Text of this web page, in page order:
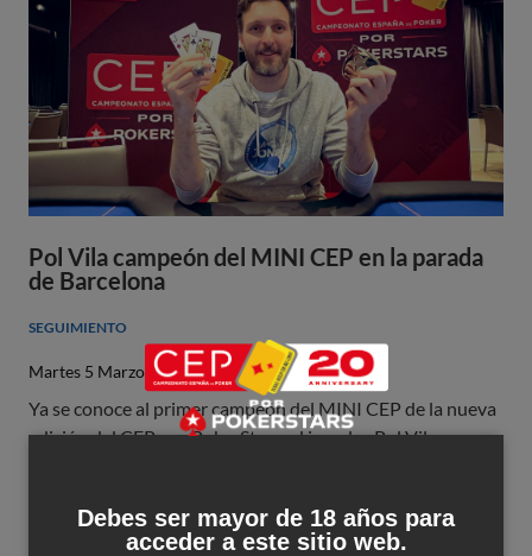
Pol Vila campeón del MINI CEP en la parada
de Barcelona
SEGUIMIENTO
Martes 5 Marzo 2024
Ya se conoce al primer campeón del MINI CEP de la nueva
edición del CEP por PokerStars; el jugador Pol Vila
Leer más
Debes ser mayor de 18 años para
acceder a este sitio web.